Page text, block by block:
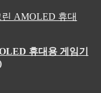
휴대용 게임기